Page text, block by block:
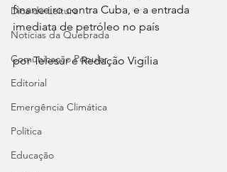
Dica de Leitura
Notícias da Quebrada
Comunicação Popular
Editorial
Emergência Climática
Política
Educação
financeiro contra Cuba, e a entrada
imediata de petróleo no país
por Telesur e Redação Vigília